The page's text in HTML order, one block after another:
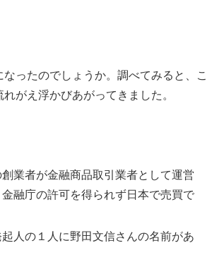
ったのでしょうか。調べてみると、こ
がえ浮かびあがってきました。
業者が金融商品取引業者として運営
融庁の許可を得られず日本で売買で
人の１人に野田文信さんの名前があ